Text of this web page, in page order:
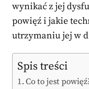
wynikać z jej
powięź i jakie
utrzymaniu jej w
Spis treści
Co to jest